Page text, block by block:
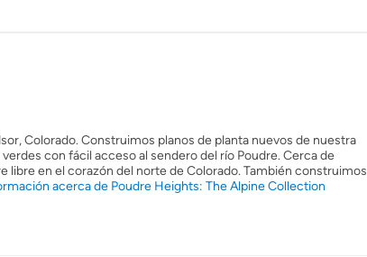
Colorado. Construimos planos de planta nuevos de nuestra
con fácil acceso al sendero del río Poudre. Cerca de
libre en el corazón del norte de Colorado. También construimos
acerca de Poudre Heights: The Alpine Collection